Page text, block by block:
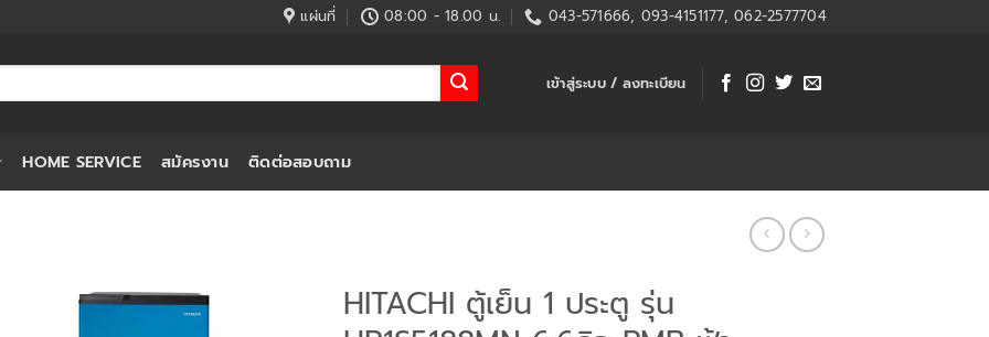
แผ่นที่ 08:00 - 18.00 น. 043-571666, 093-4151177, 062-2577704
เข้าสู่ระบบ / ลงทะเบียน
HOME SERVICE สมัครงาน ติดต่อสอบถาม
HITACHI ตู้เย็น 1 ประตู รุ่น